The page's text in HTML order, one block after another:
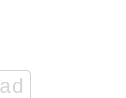
ad